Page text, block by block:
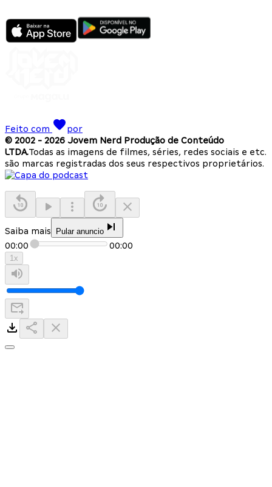
Feito com
por
© 2002 - 2026 Jovem Nerd Produção de Conteúdo
LTDA.Todas as imagens de filmes, séries, redes sociais e etc.
são marcas registradas dos seus respectivos proprietários.
Saiba mais Pular anuncio
00:00 00:00
1x